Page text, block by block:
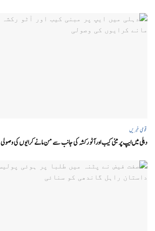
قومی خبریں
دہلی میں ایپ پر مبنی کیب اور آٹو رکشہ کی جانب سے من مانے کرایوں کی وصولی